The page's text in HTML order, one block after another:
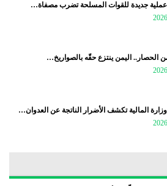
عملية جديدة للقوات المسلحة تضرب مصفاة…
المالية تكشف الأضرار الناتجة عن العدوان…